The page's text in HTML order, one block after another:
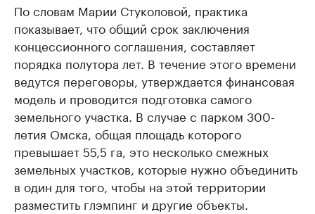
По словам Марии Стуколовой, практика
показывает, что общий срок заключения
концессионного соглашения, составляет
порядка полутора лет. В течение этого времени
ведутся переговоры, утверждается финансовая
модель и проводится подготовка самого
земельного участка. В случае с парком 300-
летия Омска, общая площадь которого
превышает 55,5 га, это несколько смежных
земельных участков, которые нужно объединить
в один для того, чтобы на этой территории
разместить глэмпинг и другие объекты.